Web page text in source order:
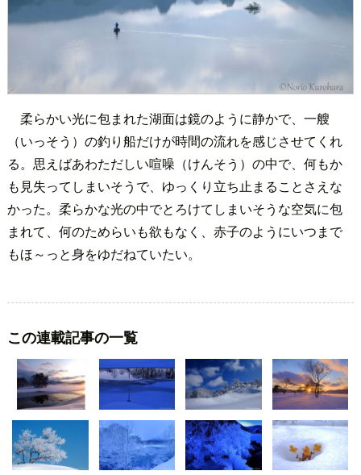
柔らかい光に包まれた湖面は鏡のように静かで、一艘
（いっそう）の釣り船だけが時間の流れを感じさせてくれ
る。思えばあわただしい喧噪（けんそう）の中で、何もか
も見失ってしまいそうで、ゆっくり立ち止まることさえな
かった。柔らかな光の中でとろけてしまいそうな空気に包
まれて、何のためらいも欲もなく、赤子のようにいつまで
もほ～っと身をゆだねていたい。
この連載記事の一覧